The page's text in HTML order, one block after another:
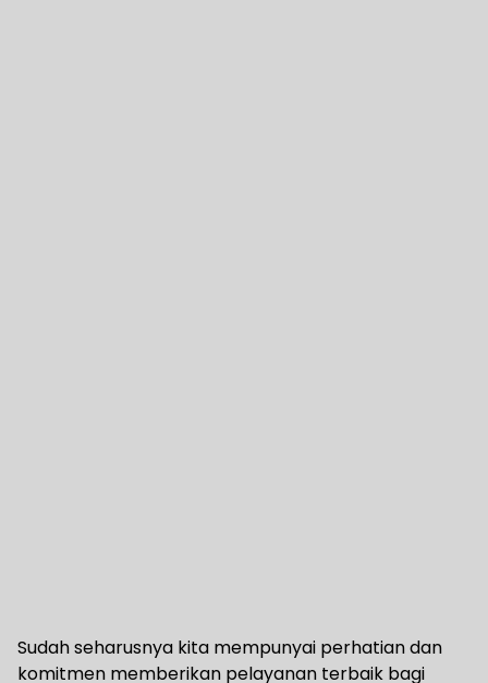
Sudah seharusnya kita mempunyai perhatian dan
komitmen memberikan pelayanan terbaik bagi